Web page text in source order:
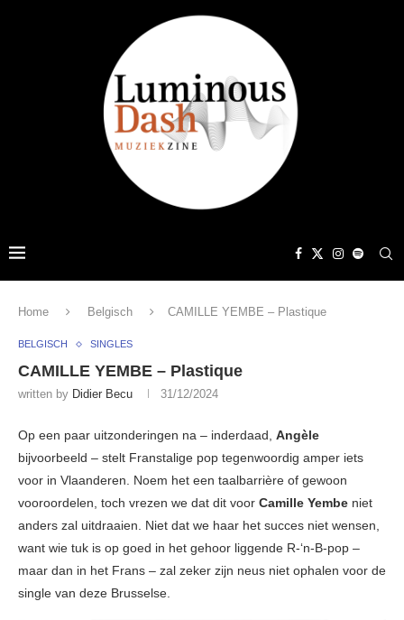
Home Belgisch CAMILLE YEMBE – Plastique
BELGISCH SINGLES
CAMILLE YEMBE – Plastique
written by Didier Becu 31/12/2024
Op een paar uitzonderingen na – inderdaad, Angèle
bijvoorbeeld – stelt Franstalige pop tegenwoordig amper iets
voor in Vlaanderen. Noem het een taalbarrière of gewoon
vooroordelen, toch vrezen we dat dit voor Camille Yembe niet
anders zal uitdraaien. Niet dat we haar het succes niet wensen,
want wie tuk is op goed in het gehoor liggende R-‘n-B-pop –
maar dan in het Frans – zal zeker zijn neus niet ophalen voor de
single van deze Brusselse.